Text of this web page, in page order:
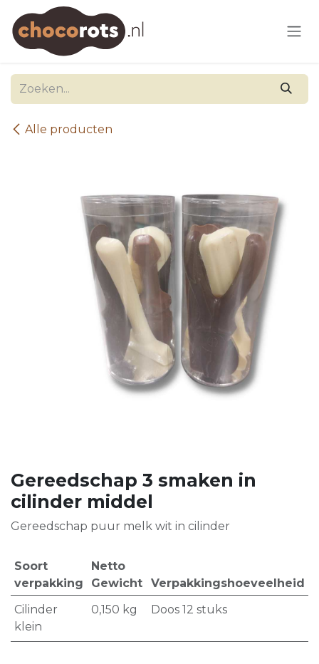
Overslaan naar inhoud
Alle producten
Gereedschap 3 smaken in
cilinder middel
Gereedschap puur melk wit in cilinder
Soort
verpakking
Netto
Gewicht
Verpakkingshoeveelheid
Cilinder
klein
0,150 kg Doos 12 stuks